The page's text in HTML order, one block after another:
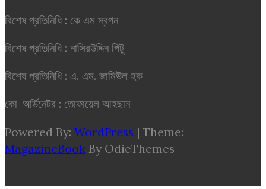
বিশেষ প্রতিনিধি : কে এম স্বপন
বিশেষ প্রতিনিধি : নাসিরউদ্দিন পিটু
বিশেষ প্রতিনিধি : এ. এম. জামিউল হক
কো-অর্ডিনেটর : তোফায়েল আহছান
Powered By: WordPress | Theme:
MagazineBook By OdieThemes